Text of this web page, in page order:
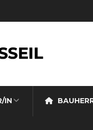
IN